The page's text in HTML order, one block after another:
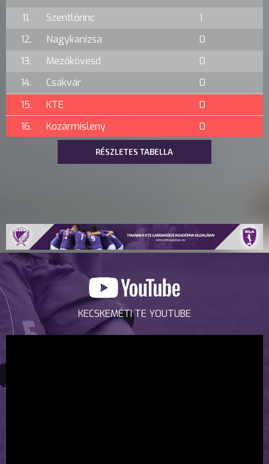
11.
Szentlőrinc
1
12.
Nagykanizsa
0
13.
Mezőkövesd
0
14.
Csákvár
0
15.
KTE
0
16.
Kozármisleny 0
RÉSZLETES TABELLA
KECSKEMÉTI TE YOUTUBE